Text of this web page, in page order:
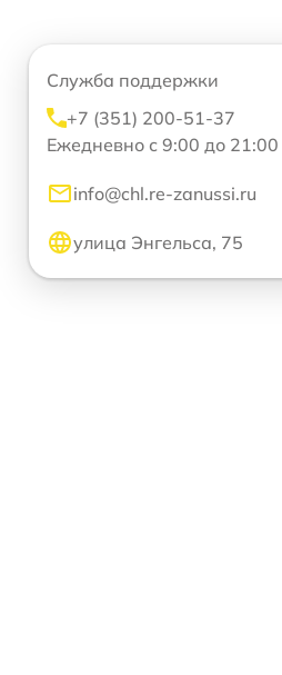
Служба поддержки
+7 (351) 200-51-37
Ежедневно с 9:00 до 21:00
info@chl.re-zanussi.ru
улица Энгельса, 75